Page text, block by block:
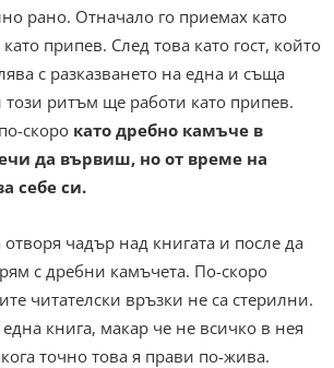
рано. Отначало го приемах като
припев. След това като гост, който
с разказването на една и съща
този ритъм ще работи като припев.
скоро като дребно камъче в
да вървиш, но от време на
себе си.
отворя чадър над книгата и после да
с дребни камъчета. По-скоро
читателски връзки не са стерилни.
книга, макар че не всичко в нея
точно това я прави по-жива.